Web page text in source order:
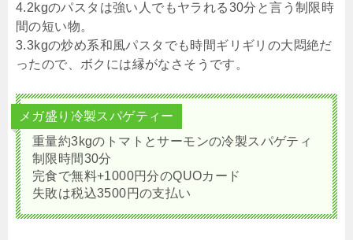
4.2kgのパスタは強い人でもヤラれる30分と言う制限時
間の短い物。
3.3kgの炒め系和風パスタでも時間ギリギリの大悶絶だ
ったので、ボクには縁がなさそうです。
メガ盛り冷製スパゲティー
重量約3kgのトマトとサーモンの冷製スパゲティ
制限時間30分
完食で無料+1000円分のQUOカード
失敗は税込3500円の支払い